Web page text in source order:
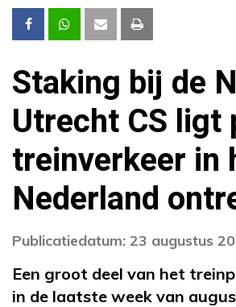
Staking bij de
Utrecht CS ligt
treinverkeer in
Nederland
Publicatiedatum: 23 augustus
Een groot deel van het
in de laatste week van